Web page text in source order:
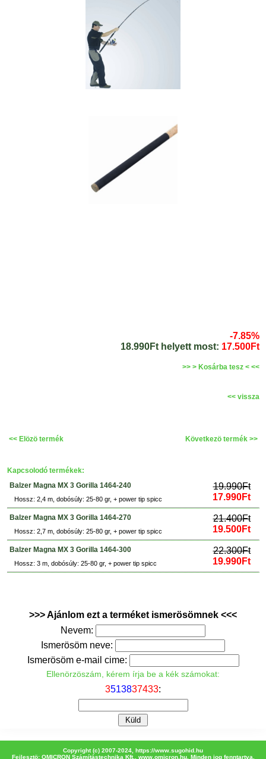
-7.85%
18.990Ft helyett most: 17.500Ft
>> > Kosárba tesz < <<
<< vissza
<< Elözö termék Következö termék >>
Kapcsolodó termékek:
Balzer Magna MX 3 Gorilla 1464-240
19.990Ft
17.990Ft
Hossz: 2,4 m, dobósúly: 25-80 gr, + power tip spicc
Balzer Magna MX 3 Gorilla 1464-270
21.400Ft
19.500Ft
Hossz: 2,7 m, dobósúly: 25-80 gr, + power tip spicc
Balzer Magna MX 3 Gorilla 1464-300
22.300Ft
19.990Ft
Hossz: 3 m, dobósúly: 25-80 gr, + power tip spicc
>>> Ajánlom ezt a terméket ismerösömnek <<<
Nevem:
Ismerösöm neve:
Ismerösöm e-mail cime:
Ellenörzöszám, kérem írja be a kék számokat:
3513837433:
Copyright (c) 2007-2024, https://www.sugohid.hu
Fejlesztö: OMICRON Számítástechnika Kft., www.omicron.hu, Minden jog fenntartva.